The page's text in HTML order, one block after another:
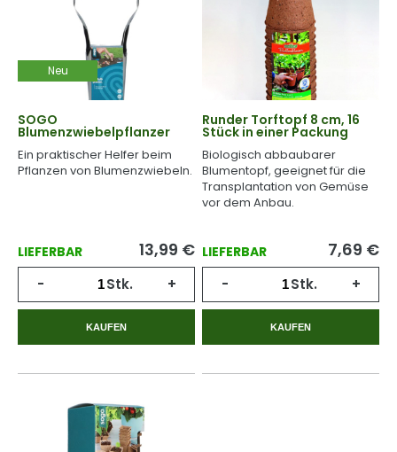
Neu
SOGO
Blumenzwiebelpflanzer
Ein praktischer Helfer beim
Pflanzen von Blumenzwiebeln.
LIEFERBAR 13,99 €
- Stk. +
KAUFEN
Runder Torftopf 8 cm, 16
Stück in einer Packung
Biologisch abbaubarer
Blumentopf, geeignet für die
Transplantation von Gemüse
vor dem Anbau.
LIEFERBAR 7,69 €
- Stk. +
KAUFEN